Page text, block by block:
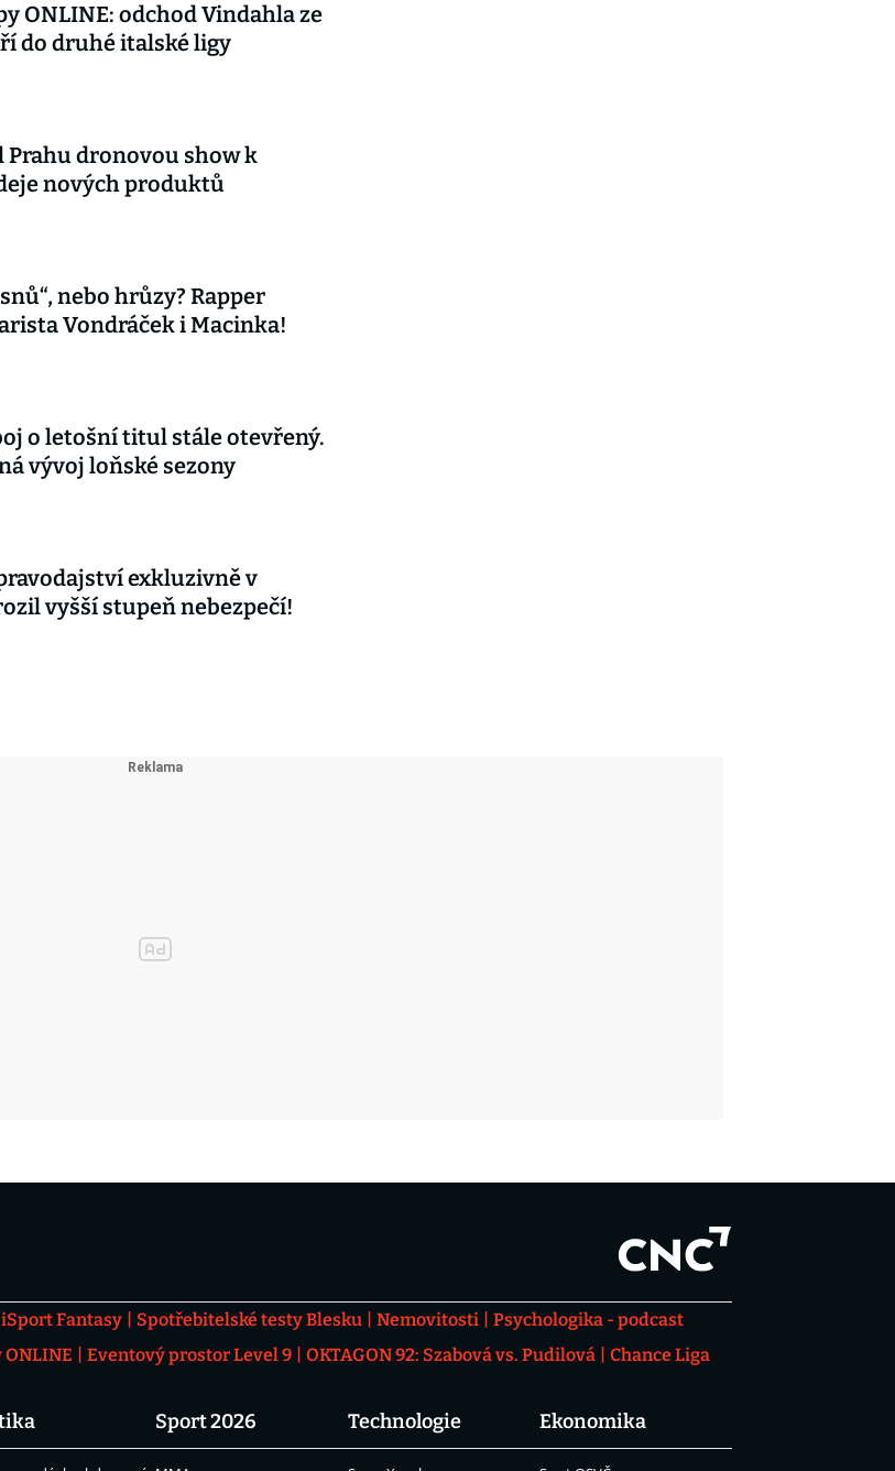
ONLINE: odchod Vindahla ze
do druhé italské ligy
Prahu dronovou show k
nových produktů
nebo hrůzy? Rapper
Vondráček i Macinka!
o letošní titul stále otevřený.
vývoj loňské sezony
exkluzivně v
vyšší stupeň nebezpečí!
iSport Fantasy Spotřebitelské testy Blesku Nemovitosti
Psychologika - podcast
Eventový prostor Level 9 OKTAGON 92: Szabová vs. Pudilová
Chance Liga
Sport 2026 Technologie Ekonomika